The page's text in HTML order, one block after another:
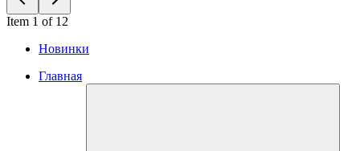
Item 1 of 12
Новинки
Главная